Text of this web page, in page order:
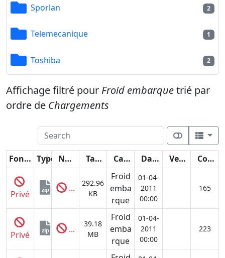
Sporlan 2
Telemecanique 1
Toshiba 2
Affichage filtré pour Froid embarquetrié par
ordre de Chargements
Fonctions Type Nom Taille Catégorie Date Version Compteur
Privé zip ...
292.96
KB
Froid
emba
rque
01-04-
2011
00:00
165
Privé zip ...
39.18
MB
Froid
emba
rque
01-04-
2011
00:00
223